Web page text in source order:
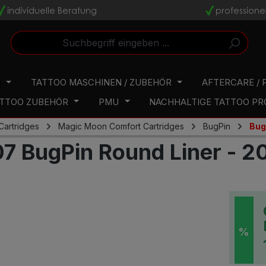
individuelle Beratung v
TATTOO MASCHINEN / ZUBEHÖR AFTERCARE /
ZUBEHÖR PMU NACHHALTIGE TATTOO
Magic Moon Comfort Cartridges BugPin
BugPin Round Liner -
%